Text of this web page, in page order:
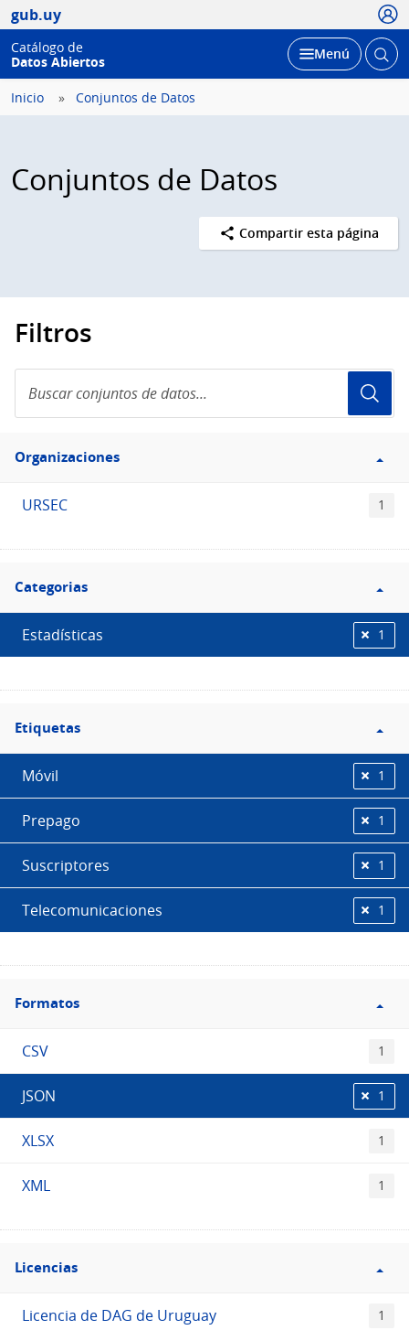
gub.uy
Catálogo de
Datos Abiertos
Desplegar
Menú Abrir
Inicio Conjuntos de Datos
Conjuntos de Datos
Compartir esta página
Filtros
conjuntos
de
Filtro
Organizaciones
Organizaciones
URSEC 1
Filtro
Categorias
Categorias
Estadísticas 1
Filtro
Etiquetas
Etiquetas
Móvil 1
Prepago 1
Suscriptores 1
Telecomunicaciones 1
Filtro
Formatos
Formatos
CSV 1
JSON 1
XLSX 1
XML 1
Filtro
Licencias
Licencias
Licencia de DAG de Uruguay 1